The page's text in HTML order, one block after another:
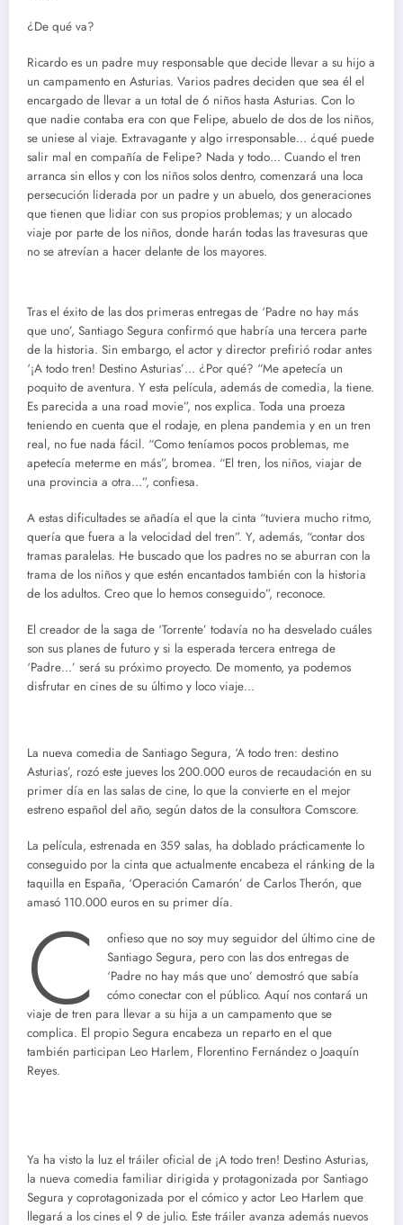
¿De qué va?
Ricardo es un padre muy responsable que decide llevar a su hijo a
un campamento en Asturias. Varios padres deciden que sea él el
encargado de llevar a un total de 6 niños hasta Asturias. Con lo
que nadie contaba era con que Felipe, abuelo de dos de los niños,
se uniese al viaje. Extravagante y algo irresponsable… ¿qué puede
salir mal en compañía de Felipe? Nada y todo… Cuando el tren
arranca sin ellos y con los niños solos dentro, comenzará una loca
persecución liderada por un padre y un abuelo, dos generaciones
que tienen que lidiar con sus propios problemas; y un alocado
viaje por parte de los niños, donde harán todas las travesuras que
no se atrevían a hacer delante de los mayores.
Tras el éxito de las dos primeras entregas de ‘Padre no hay más
que uno’, Santiago Segura confirmó que habría una tercera parte
de la historia. Sin embargo, el actor y director prefirió rodar antes
‘¡A todo tren! Destino Asturias’… ¿Por qué? “Me apetecía un
poquito de aventura. Y esta película, además de comedia, la tiene.
Es parecida a una road movie”, nos explica. Toda una proeza
teniendo en cuenta que el rodaje, en plena pandemia y en un tren
real, no fue nada fácil. “Como teníamos pocos problemas, me
apetecía meterme en más”, bromea. “El tren, los niños, viajar de
una provincia a otra…”, confiesa.
A estas dificultades se añadía el que la cinta “tuviera mucho ritmo,
quería que fuera a la velocidad del tren”. Y, además, “contar dos
tramas paralelas. He buscado que los padres no se aburran con la
trama de los niños y que estén encantados también con la historia
de los adultos. Creo que lo hemos conseguido”, reconoce.
El creador de la saga de ‘Torrente’ todavía no ha desvelado cuáles
son sus planes de futuro y si la esperada tercera entrega de
‘Padre…’ será su próximo proyecto. De momento, ya podemos
disfrutar en cines de su último y loco viaje…
La nueva comedia de Santiago Segura, ‘A todo tren: destino
Asturias’, rozó este jueves los 200.000 euros de recaudación en su
primer día en las salas de cine, lo que la convierte en el mejor
estreno español del año, según datos de la consultora Comscore.
La película, estrenada en 359 salas, ha doblado prácticamente lo
conseguido por la cinta que actualmente encabeza el ránking de la
taquilla en España, ‘Operación Camarón’ de Carlos Therón, que
amasó 110.000 euros en su primer día.
C onfieso que no soy muy seguidor del último cine de
Santiago Segura, pero con las dos entregas de
‘Padre no hay más que uno’ demostró que sabía
cómo conectar con el público. Aquí nos contará un
viaje de tren para llevar a su hija a un campamento que se
complica. El propio Segura encabeza un reparto en el que
también participan Leo Harlem, Florentino Fernández o Joaquín
Reyes.
Ya ha visto la luz el tráiler oficial de ¡A todo tren! Destino Asturias,
la nueva comedia familiar dirigida y protagonizada por Santiago
Segura y coprotagonizada por el cómico y actor Leo Harlem que
llegará a los cines el 9 de julio. Este tráiler avanza además nuevos